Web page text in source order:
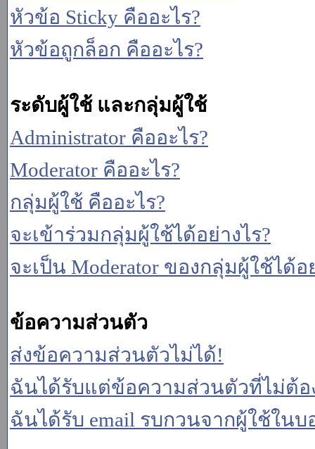
หัวข้อ Sticky คืออะไร?
หัวข้อถูกล็อก คืออะไร?
ระดับผู้ใช้ และกลุ่มผู้ใช้
Administrator คืออะไร?
Moderator คืออะไร?
กลุ่มผู้ใช้ คืออะไร?
จะเข้าร่วมกลุ่มผู้ใช้ได้อย่างไร?
จะเป็น Moderator ของกลุ่มผู้ใช้ได้อ
ข้อความส่วนตัว
ส่งข้อความส่วนตัวไม่ได้!
ฉันได้รับแต่ข้อความส่วนตัวที่ไม่ต้อ
ฉันได้รับ email รบกวนจากผู้ใช้ใน